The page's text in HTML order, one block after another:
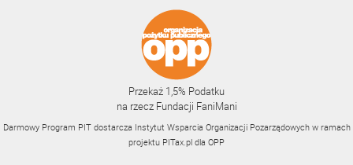
Przekaż 1,5% Podatku
na rzecz Fundacji FaniMani
Darmowy Program PIT dostarcza Instytut Wsparcia Organizacji Pozarządowych w ramach
projektu PITax.pl dla OPP